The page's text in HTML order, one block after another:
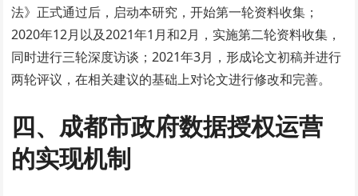
法》正式通过后，启动本研究，开始第一轮资料收集；
2020年12月以及2021年1月和2月，实施第二轮资料收集，
同时进行三轮深度访谈；2021年3月，形成论文初稿并进行
两轮评议，在相关建议的基础上对论文进行修改和完善。
四、成都市政府数据授权运营
的实现机制